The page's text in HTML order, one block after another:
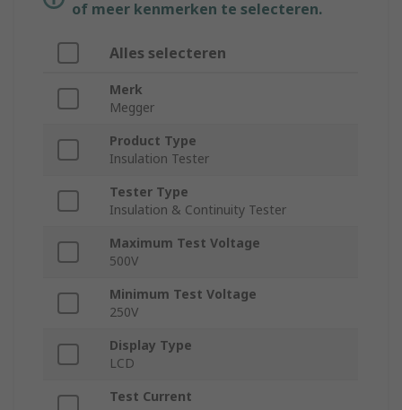
of meer kenmerken te selecteren.
Alles selecteren
Merk
Megger
Product Type
Insulation Tester
Tester Type
Insulation & Continuity Tester
Maximum Test Voltage
500V
Minimum Test Voltage
250V
Display Type
LCD
Test Current